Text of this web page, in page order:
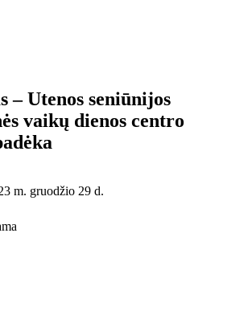
– Utenos seniūnijos
vaikų dienos centro
m. gruodžio 29 d.